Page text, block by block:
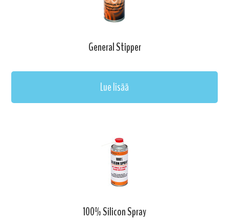
General Stipper
Lue lisää
100% Silicon Spray